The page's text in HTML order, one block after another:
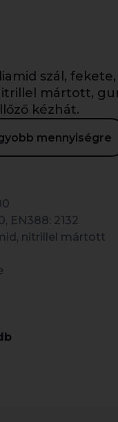
szál,
mártott,
kézhát.
mennyiségre
EN388: 2132
nitrillel mártott